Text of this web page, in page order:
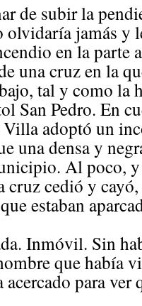
de subir la
jamás y
en la parte
una cruz en la
tal y como la
San Pedro. En
adoptó un
una densa y
Al poco,
cruz cedió y
estaban
Inmóvil. Sin
que había
para ver